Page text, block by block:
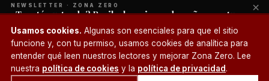
© 2026 Zona Zero Media. Todos los derechos reservados.
Usamos cookies. Algunas son esenciales para que el sitio
funcione y, con tu permiso, usamos cookies de analítica para
entender qué leen nuestros lectores y mejorar Zona Zero. Lee
nuestra política de cookies y la política de privacidad.
¿Un café?
NEWSLETTER · ZONA ZERO
¿Te está gustando? Recibe lo mejor cada mañana en tu
correo.
SUSCRIBIRME
×